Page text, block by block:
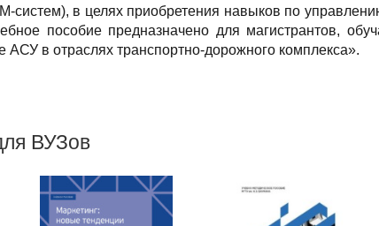
систем), в целях приобретения навыков по
пособие предназначено для магистрантов,
АСУ в отраслях транспортно-дорожного комплекса».
ВУЗов